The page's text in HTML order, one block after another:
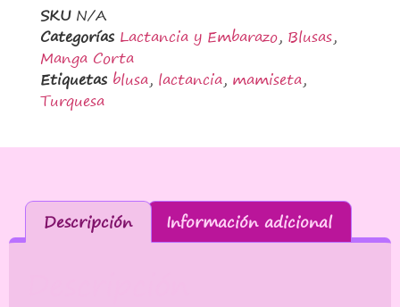
SKU N/A
Categorías Lactancia y Embarazo, Blusas,
Manga Corta
Etiquetas blusa, lactancia, mamiseta,
Turquesa
Descripción Información adicional